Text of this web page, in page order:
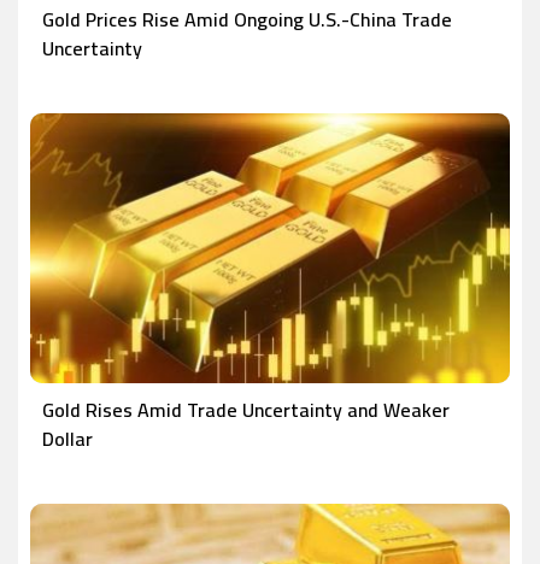
Gold Prices Rise Amid Ongoing U.S.-China Trade
Uncertainty
Gold Rises Amid Trade Uncertainty and Weaker
Dollar